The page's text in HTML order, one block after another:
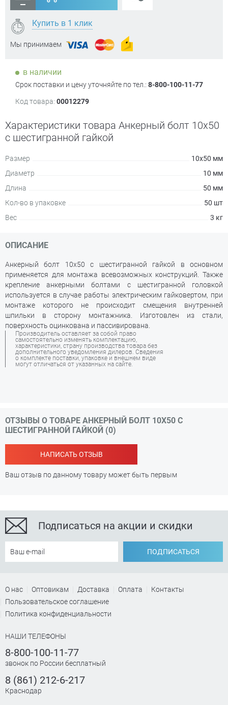
Купить в 1 клик
Мы принимаем
в наличии
Срок поставки и цену уточняйте по тел.: 8-800-100-11-77
Код товара: 00012279
Характеристики товара Анкерный болт 10х50
с шестигранной гайкой
Размер
10х50 мм
Диаметр
10 мм
Длина
50 мм
Кол-во в упаковке
50 шт
Вес
3 кг
ОПИСАНИЕ
Анкерный болт 10х50 с шестигранной гайкой в основном
применяется для монтажа всевозможных конструкций. Также
крепление анкерными болтами с шестигранной головкой
используется в случае работы электрическим гайковертом, при
монтаже которого не происходит смещения внутренней
шпильки в сторону монтажника. Изготовлен из стали,
поверхность оцинкована и пассивирована.
Производитель оставляет за собой право
самостоятельно изменять комплектацию,
характеристики, страну производства товара без
дополнительного уведомления дилеров. Сведения
о комплекте поставки, упаковке и внешнем виде
могут отличаться от указанных на сайте.
ОТЗЫВЫ О ТОВАРЕ АНКЕРНЫЙ БОЛТ 10Х50 С
ШЕСТИГРАННОЙ ГАЙКОЙ (0)
НАПИСАТЬ ОТЗЫВ
Ваш отзыв по данному товару может быть первым
Подписаться на акции и скидки
ПОДПИСАТЬСЯ
О нас Оптовикам Доставка Оплата
Контакты
Пользовательское соглашение
Политика конфиденциальности
НАШИ ТЕЛЕФОНЫ
8-800-100-11-77
звонок по России бесплатный
8 (861) 212-6-217
Краснодар